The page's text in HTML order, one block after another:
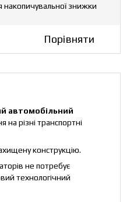
накопичувальної знижки
Порівняти
автомобільний
різні транспортні
конструкцію.
не потребує
технологічний